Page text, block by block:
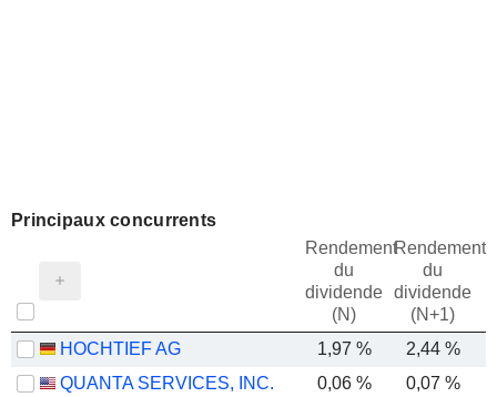
Principaux concurrents
Rendement
du
dividende
(N)
Rendement
du
dividende
(N+1)
HOCHTIEF AG 1,97 % 2,44 %
QUANTA SERVICES, INC.
0,06 % 0,07 %